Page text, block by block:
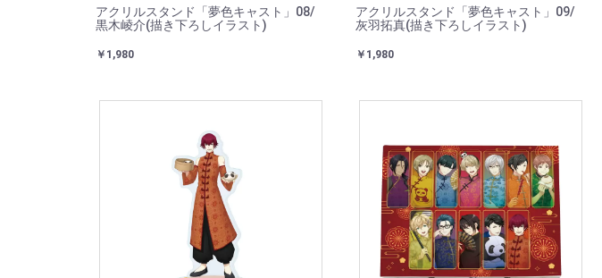
アクリルスタンド「夢色キャスト」08/
黒木崚介(描き下ろしイラスト)
￥1,980
アクリルスタンド「夢色キャスト」09/
灰羽拓真(描き下ろしイラスト)
￥1,980